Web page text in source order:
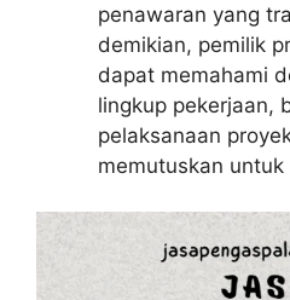
penawaran yang
demikian, pemilik
dapat memahami
lingkup pekerjaan,
pelaksanaan
memutuskan